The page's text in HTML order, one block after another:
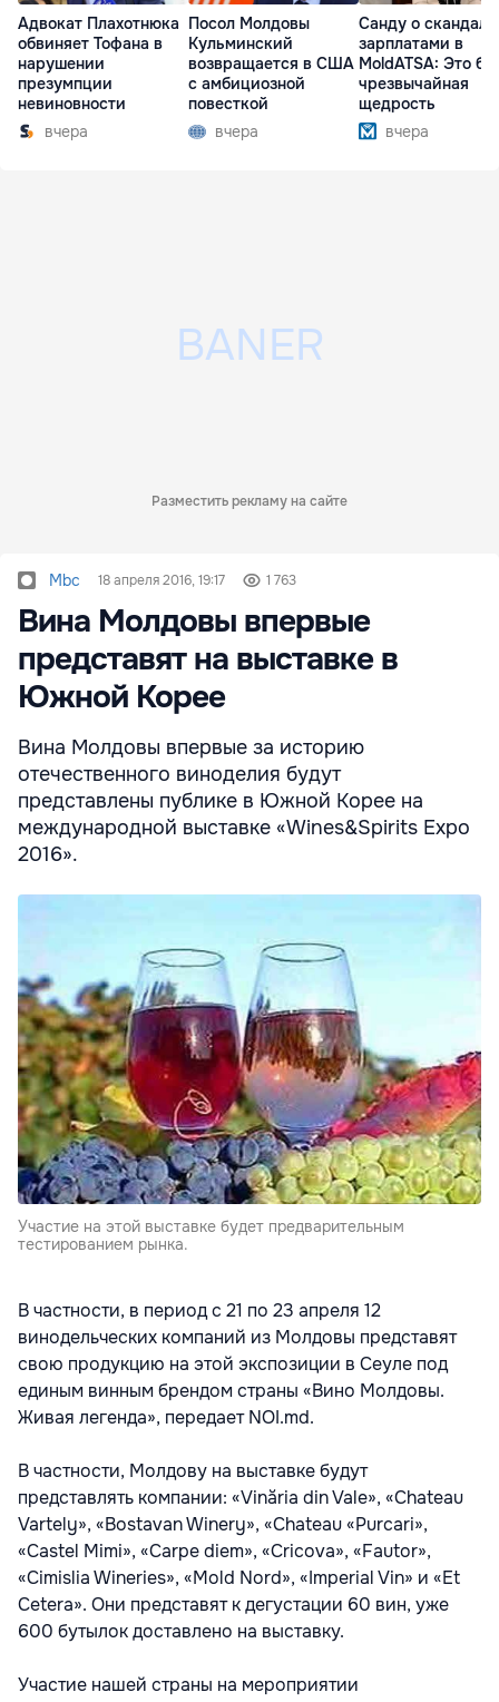
Адвокат Плахотнюка
обвиняет Тофана в
нарушении
презумпции
невиновности
вчера
Посол Молдовы
Кульминский
возвращается в США
с амбициозной
повесткой
вчера
Санду о
зарплатами в
MoldATSA: Это
чрезвычайная
щедрость
вчера
Разместить рекламу на сайте
Mbc 18 апреля 2016, 19:17 1 763
Вина Молдовы впервые
представят на выставке в
Южной Корее
Вина Молдовы впервые за историю
отечественного виноделия будут
представлены публике в Южной Корее на
международной выставке «Wines&Spirits Expo
2016».
Участие на этой выставке будет предварительным
тестированием рынка.
В частности, в период с 21 по 23 апреля 12
винодельческих компаний из Молдовы представят
свою продукцию на этой экспозиции в Сеуле под
единым винным брендом страны «Вино Молдовы.
Живая легенда», передает NOI.md.
В частности, Молдову на выставке будут
представлять компании: «Vinăria din Vale», «Chateau
Vartely», «Bostavan Winery», «Chateau «Purcari»,
«Castel Mimi», «Carpe diem», «Cricova», «Fautor»,
«Cimislia Wineries», «Mold Nord», «Imperial Vin» и «Et
Cetera». Они представят к дегустации 60 вин, уже
600 бутылок доставлено на выставку.
Участие нашей страны на мероприятии